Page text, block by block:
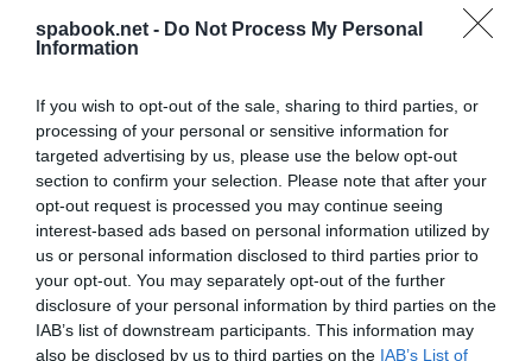
spabook.net - Do Not Process My Personal
Information
If you wish to opt-out of the sale, sharing to third parties, or
processing of your personal or sensitive information for
targeted advertising by us, please use the below opt-out
section to confirm your selection. Please note that after your
opt-out request is processed you may continue seeing
interest-based ads based on personal information utilized by
us or personal information disclosed to third parties prior to
your opt-out. You may separately opt-out of the further
disclosure of your personal information by third parties on the
IAB’s list of downstream participants. This information may
also be disclosed by us to third parties on the IAB’s List of
egészségügyi rendszereivel rendelkező országokban
is gond van, ha a fertőzöttek száma megnő. Ezt
bátor, fájdalmas, de nagyon jó lépésnek tűnik. A
képen a főváros, Új-Delhi egyik központi része
látható aJama MasjidNagymecsettel szemben.
Nincs mindenütt ilyen tolongás, de magyar szemmel
nézve a legtöbb helyen még akkor is hasonlónak
tűnik, ha egyébként ennél jóval szellősebben
vagyunk éppen.